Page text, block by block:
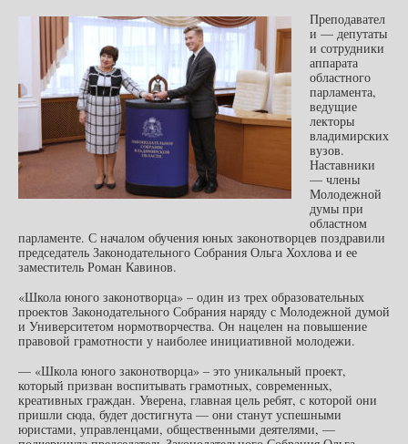
Преподавател
и — депутаты
и сотрудники
аппарата
областного
парламента,
ведущие
лекторы
владимирских
вузов.
Наставники
— члены
Молодежной
думы при
областном
парламенте. С началом обучения юных законотворцев поздравили
председатель Законодательного Собрания Ольга Хохлова и ее
заместитель Роман Кавинов.
«Школа юного законотворца» – один из трех образовательных
проектов Законодательного Собрания наряду с Молодежной думой
и Университетом нормотворчества. Он нацелен на повышение
правовой грамотности у наиболее инициативной молодежи.
— «Школа юного законотворца» – это уникальный проект,
который призван воспитывать грамотных, современных,
креативных граждан. Уверена, главная цель ребят, с которой они
пришли сюда, будет достигнута — они станут успешными
юристами, управленцами, общественными деятелями, —